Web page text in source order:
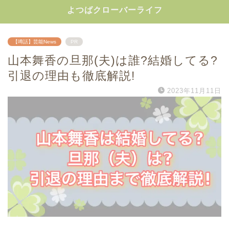
よつばクローバーライフ
【噂話】芸能News PR
山本舞香の旦那(夫)は誰?結婚してる?
引退の理由も徹底解説!
2023年11月11日